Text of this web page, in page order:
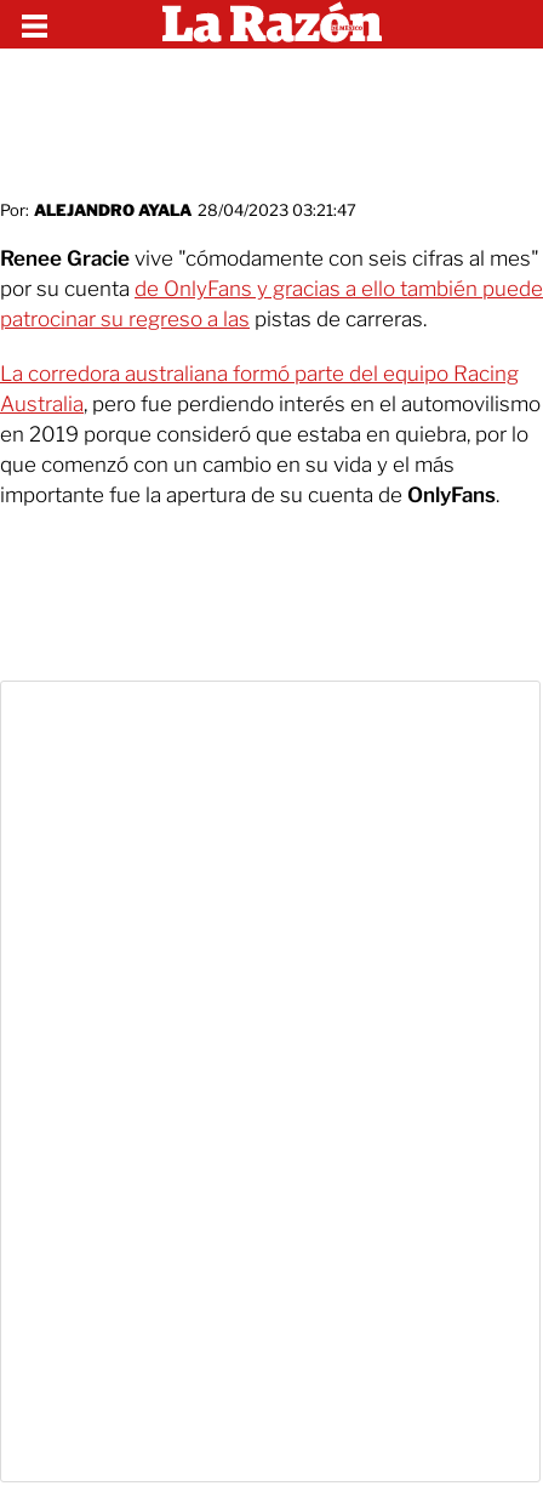
Por: ALEJANDRO AYALA 28/04/2023 03:21:47
Renee Gracie vive "cómodamente con seis cifras al mes"
por su cuenta de OnlyFans y gracias a ello también puede
patrocinar su regreso a las pistas de carreras.
La corredora australiana formó parte del equipo Racing
Australia, pero fue perdiendo interés en el automovilismo
en 2019 porque consideró que estaba en quiebra, por lo
que comenzó con un cambio en su vida y el más
importante fue la apertura de su cuenta de OnlyFans.